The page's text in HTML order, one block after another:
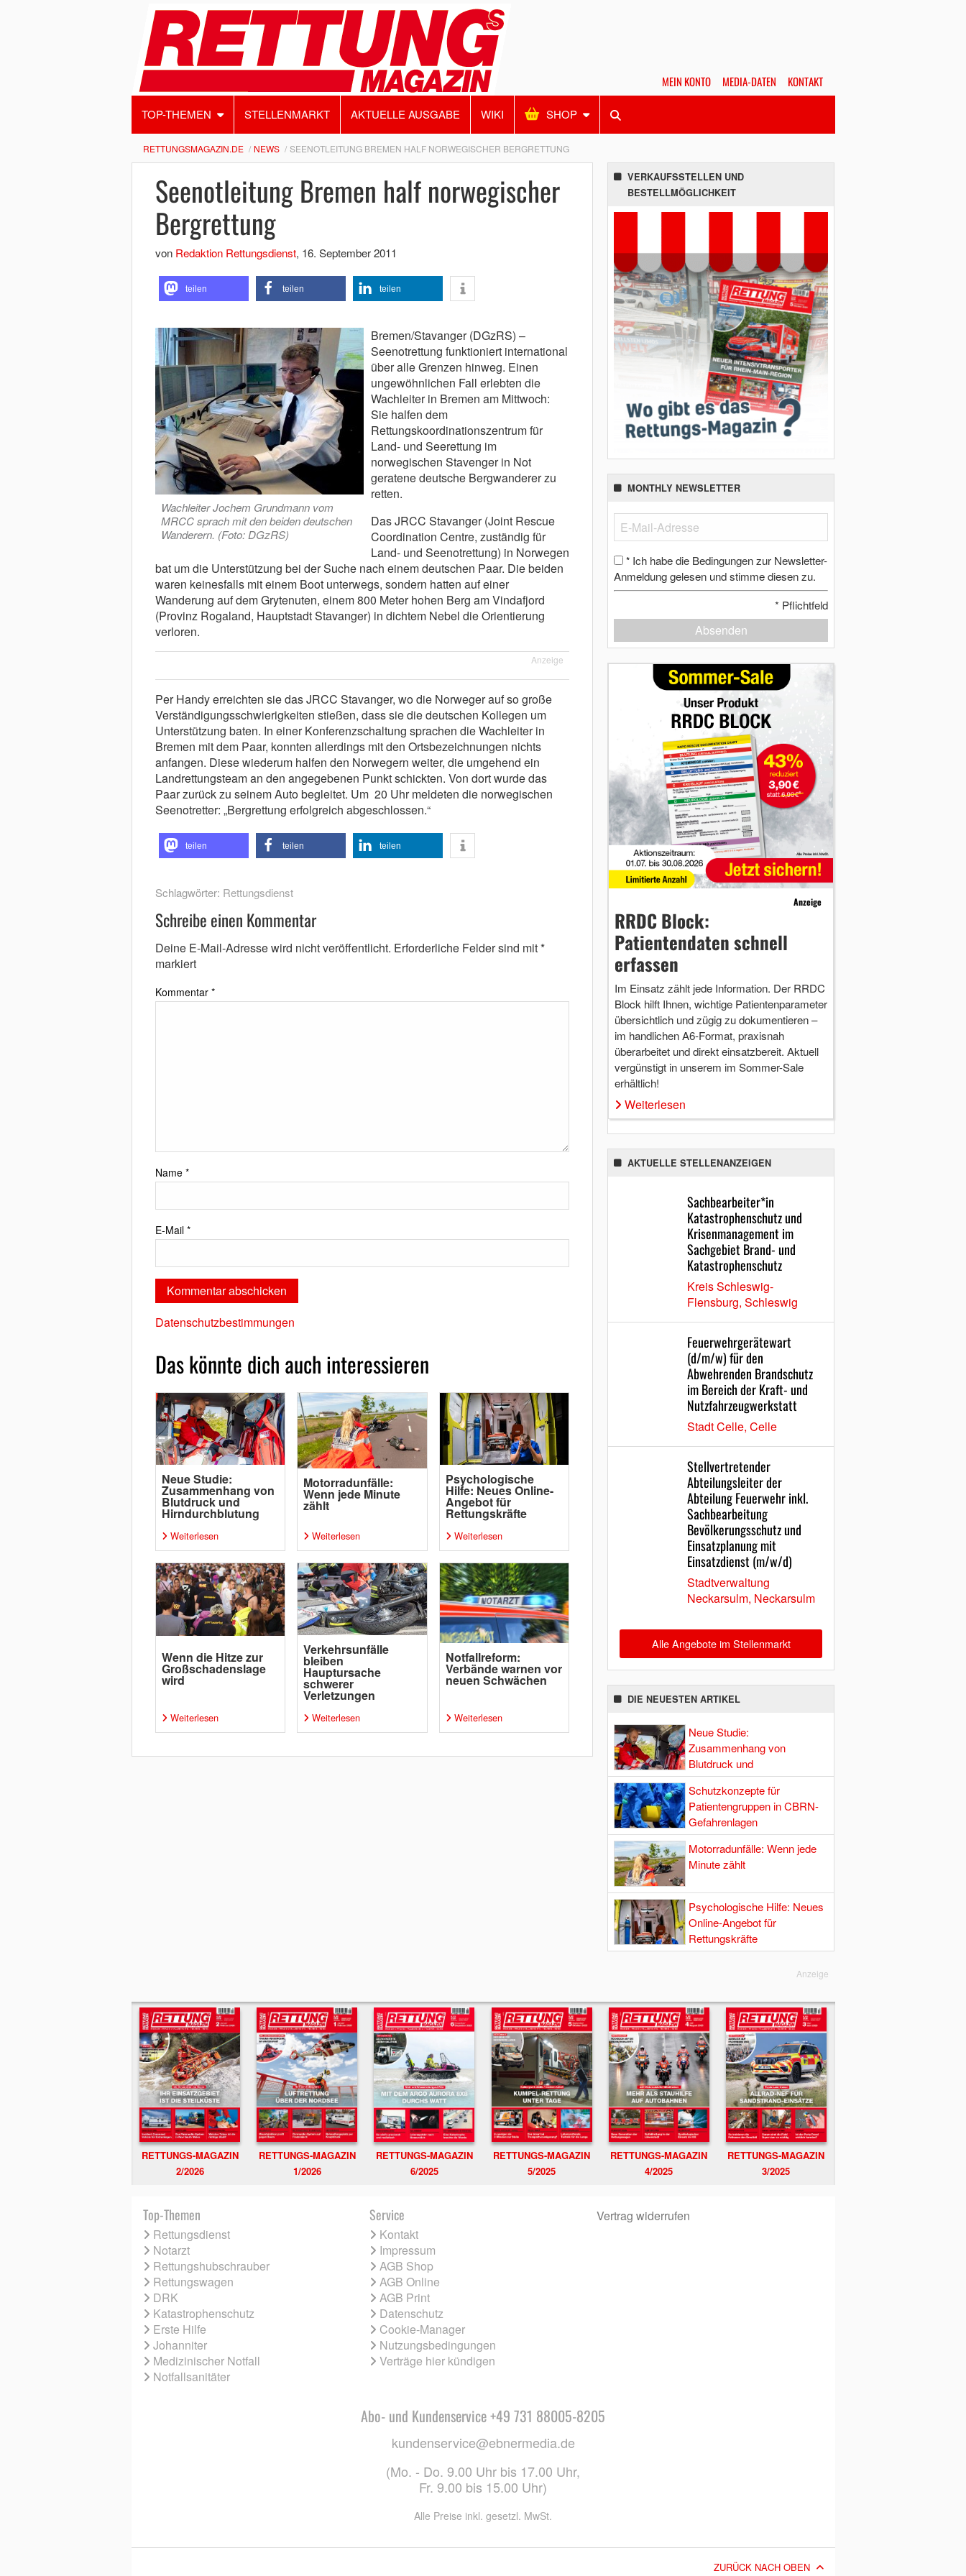
MEIN KONTO MEDIA-DATEN KONTAKT
TOP-THEMEN STELLENMARKT AKTUELLE AUSGABE WIKI SHOP
RETTUNGSMAGAZIN.DE NEWS SEENOTLEITUNG BREMEN HALF NORWEGISCHER BERGRETTUNG
Seenotleitung Bremen half norwegischer
Bergrettung
von Redaktion Rettungsdienst, 16. September 2011
teilen teilen teilen
Wachleiter Jochem Grundmann vom
MRCC sprach mit den beiden deutschen
Wanderern. (Foto: DGzRS)
Bremen/Stavanger (DGzRS) –
Seenotrettung funktioniert international
über alle Grenzen hinweg. Einen
ungewöhnlichen Fall erlebten die
Wachleiter in Bremen am Mittwoch:
Sie halfen dem
Rettungskoordinationszentrum für
Land- und Seerettung im
norwegischen Stavenger in Not
geratene deutsche Bergwanderer zu
retten.
Das JRCC Stavanger (Joint Rescue
Coordination Centre, zuständig für
Land- und Seenotrettung) in Norwegen
bat um die Unterstützung bei der Suche nach einem deutschen Paar. Die beiden
waren keinesfalls mit einem Boot unterwegs, sondern hatten auf einer
Wanderung auf dem Grytenuten, einem 800 Meter hohen Berg am Vindafjord
(Provinz Rogaland, Hauptstadt Stavanger) in dichtem Nebel die Orientierung
verloren.
Anzeige
Per Handy erreichten sie das JRCC Stavanger, wo die Norweger auf so große
Verständigungsschwierigkeiten stießen, dass sie die deutschen Kollegen um
Unterstützung baten. In einer Konferenzschaltung sprachen die Wachleiter in
Bremen mit dem Paar, konnten allerdings mit den Ortsbezeichnungen nichts
anfangen. Diese wiederum halfen den Norwegern weiter, die umgehend ein
Landrettungsteam an den angegebenen Punkt schickten. Von dort wurde das
Paar zurück zu seinem Auto begleitet. Um 20 Uhr meldeten die norwegischen
Seenotretter: „Bergrettung erfolgreich abgeschlossen.“
teilen teilen teilen
Schlagwörter: Rettungsdienst
Schreibe einen Kommentar
Deine E-Mail-Adresse wird nicht veröffentlicht. Erforderliche Felder sind mit*
markiert
Kommentar *
Name *
E-Mail *
Datenschutzbestimmungen
Das könnte dich auch interessieren
Neue Studie:
Zusammenhang von
Blutdruck und
Hirndurchblutung
Weiterlesen
Motorradunfälle:
Wenn jede Minute
zählt
Weiterlesen
Psychologische
Hilfe: Neues Online-
Angebot für
Rettungskräfte
Weiterlesen
Wenn die Hitze zur
Großschadenslage
wird
Weiterlesen
Verkehrsunfälle
bleiben
Hauptursache
schwerer
Verletzungen
Weiterlesen
Notfallreform:
Verbände warnen vor
neuen Schwächen
Weiterlesen
VERKAUFSSTELLEN UND
BESTELLMÖGLICHKEIT
MONTHLY NEWSLETTER
* Ich habe die Bedingungen zur Newsletter-
Anmeldung gelesen und stimme diesen zu.
* Pflichtfeld
Absenden
Anzeige
RRDC Block:
Patientendaten schnell
erfassen
Im Einsatz zählt jede Information. Der RRDC
Block hilft Ihnen, wichtige Patientenparameter
übersichtlich und zügig zu dokumentieren –
im handlichen A6-Format, praxisnah
überarbeitet und direkt einsatzbereit. Aktuell
vergünstigt in unserem im Sommer-Sale
erhältlich!
Weiterlesen
AKTUELLE STELLENANZEIGEN
Sachbearbeiter*in
Katastrophenschutz und
Krisenmanagement im
Sachgebiet Brand- und
Katastrophenschutz
Kreis Schleswig-
Flensburg, Schleswig
Feuerwehrgerätewart
(d/m/w) für den
Abwehrenden Brandschutz
im Bereich der Kraft- und
Nutzfahrzeugwerkstatt
Stadt Celle, Celle
Stellvertretender
Abteilungsleiter der
Abteilung Feuerwehr inkl.
Sachbearbeitung
Bevölkerungsschutz und
Einsatzplanung mit
Einsatzdienst (m/w/d)
Stadtverwaltung
Neckarsulm, Neckarsulm
Alle Angebote im Stellenmarkt
DIE NEUESTEN ARTIKEL
Neue Studie:
Zusammenhang von
Blutdruck und
Hirndurchblutung
Schutzkonzepte für
Patientengruppen in CBRN-
Gefahrenlagen
Motorradunfälle: Wenn jede
Minute zählt
Psychologische Hilfe: Neues
Online-Angebot für
Rettungskräfte
Anzeige
RETTUNGS-MAGAZIN
2/2026
RETTUNGS-MAGAZIN
1/2026
RETTUNGS-MAGAZIN
6/2025
RETTUNGS-MAGAZIN
5/2025
RETTUNGS-MAGAZIN
4/2025
RETTUNGS-MAGAZIN
3/2025
Top-Themen
Rettungsdienst
Notarzt
Rettungshubschrauber
Rettungswagen
DRK
Katastrophenschutz
Erste Hilfe
Johanniter
Medizinischer Notfall
Notfallsanitäter
Service
Kontakt
Impressum
AGB Shop
AGB Online
AGB Print
Datenschutz
Cookie-Manager
Nutzungsbedingungen
Verträge hier kündigen
Vertrag widerrufen
Abo- und Kundenservice +49 731 88005-8205
kundenservice@ebnermedia.de
(Mo. - Do. 9.00 Uhr bis 17.00 Uhr,
Fr. 9.00 bis 15.00 Uhr)
Alle Preise inkl. gesetzl. MwSt.
ZURÜCK NACH OBEN